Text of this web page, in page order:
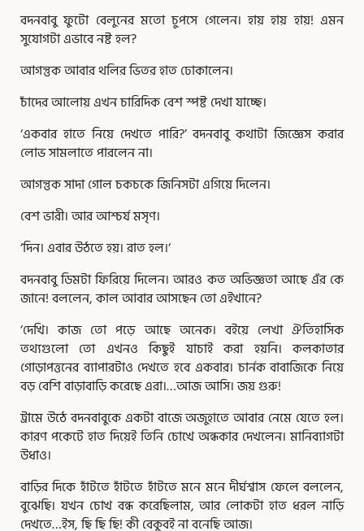
বদনবাবু ফুটো বেলুনের মতো চুপসে গেলেন। হায় হায় হায়! এমন
সুযোগটা এভাবে নষ্ট হল?
আগন্তুক আবার থলির ভিতর হাত ঢোকালেন।
চাঁদের আলোয় এখন চারিদিক বেশ স্পষ্ট দেখা যাচ্ছে।
‘একবার হাতে নিয়ে দেখতে পারি?’ বদনবাবু কথাটা জিজ্ঞেস করার
লোভ সামলাতে পারলেন না।
আগন্তুক সাদা গোল চকচকে জিনিসটা এগিয়ে দিলেন।
বেশ ভারী। আর আশ্চর্য মসৃণ।
‘দিন। এবার উঠতে হয়। রাত হল।‘
বদনবাবু ডিমটা ফিরিয়ে দিলেন। আরও কত অভিজ্ঞতা আছে এঁর কে
জানে! বললেন, কাল আবার আসছেন তো এইখানে?
‘দেখি। কাজ তো পড়ে আছে অনেক। বইয়ে লেখা ঐতিহাসিক
তথ্যগুলো তো এখনও কিছুই যাচাই করা হয়নি। কলকাতার
গোড়াপত্তনের ব্যাপারটাও দেখতে হবে একবার। চার্নক বাবাজিকে নিয়ে
বড় বেশি বাড়াবাড়ি করেছে এরা।…আজ আসি। জয় গুরু!
ট্রামে উঠে বদনবাবুকে একটা বাজে অজুহাতে আবার নেমে যেতে হল।
কারণ পকেটে হাত দিয়েই তিনি চোখে অন্ধকার দেখলেন। মানিব্যাগটা
উধাও।
বাড়ির দিকে হাঁটতে হাঁটতে হাঁটতে মনে মনে দীর্ঘশ্বাস ফেলে বললেন,
বুঝেছি। যখন চোখ বন্ধ করেছিলাম, আর লোকটা হাত ধরল নাড়ি
দেখতে…ইস, ছি ছি ছি! কী বেকুবই না বনেছি আজ।